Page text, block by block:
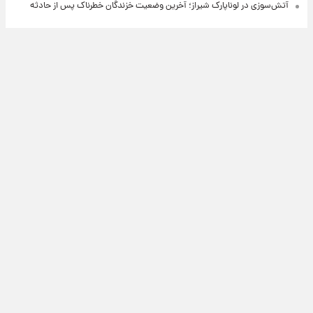
آتش‌سوزی در لوناپارک شیراز؛ آخرین وضعیت خزندگان خطرناک پس از حادثه